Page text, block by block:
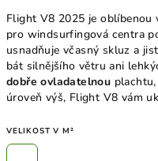
Flight V8 2025 je oblíbenou
pro windsurfingová centra
usnadňuje včasný skluz a
bát silnějšího větru ani
dobře ovladatelnou
úroveň výš, Flight V8 vám
VELIKOST V M²